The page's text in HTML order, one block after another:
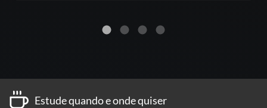
Estude quando e onde quiser